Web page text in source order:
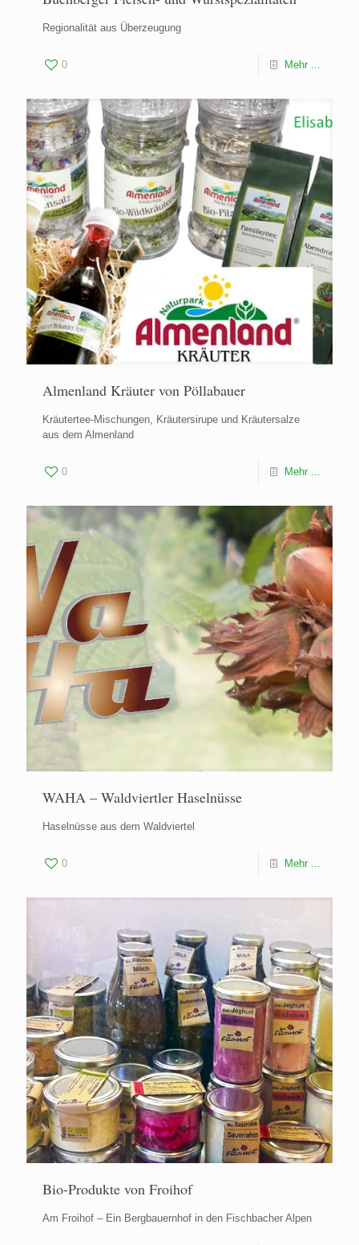
Regionalität aus Überzeugung
0 Mehr ...
Almenland Kräuter von Pöllabauer
Kräutertee-Mischungen, Kräutersirupe und Kräutersalze
aus dem Almenland
0 Mehr ...
WAHA – Waldviertler Haselnüsse
Haselnüsse aus dem Waldviertel
0 Mehr ...
Bio-Produkte von Froihof
Am Froihof – Ein Bergbauernhof in den Fischbacher Alpen